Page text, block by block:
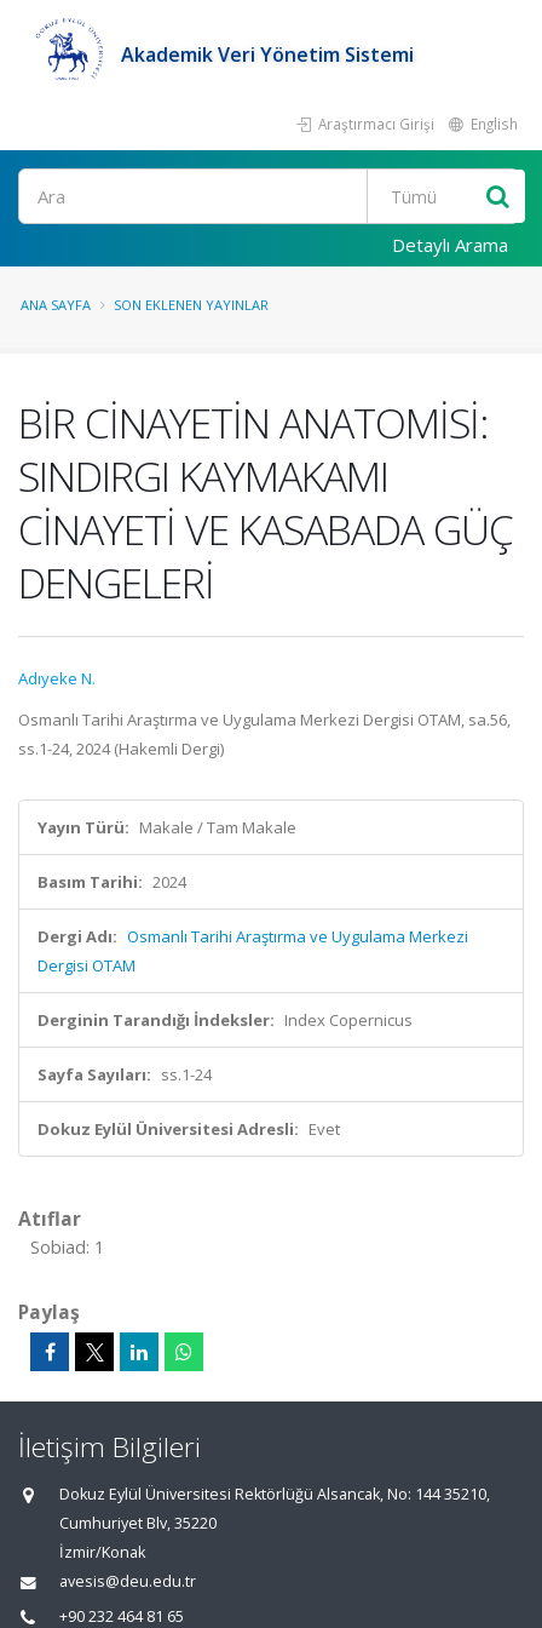
Akademik Veri Yönetim Sistemi
Araştırmacı Girişi English
Ara
Detaylı Arama
ANA SAYFA SON EKLENEN YAYINLAR
BİR CİNAYETİN ANATOMİSİ:
SINDIRGI KAYMAKAMI
CİNAYETİ VE KASABADA GÜÇ
DENGELERİ
Adıyeke N.
Osmanlı Tarihi Araştırma ve Uygulama Merkezi Dergisi OTAM, sa.56,
ss.1-24, 2024 (Hakemli Dergi)
Yayın Türü: Makale / Tam Makale
Basım Tarihi: 2024
Dergi Adı: Osmanlı Tarihi Araştırma ve Uygulama Merkezi
Dergisi OTAM
Derginin Tarandığı İndeksler: Index Copernicus
Sayfa Sayıları: ss.1-24
Dokuz Eylül Üniversitesi Adresli: Evet
Atıflar
Sobiad: 1
Paylaş
İletişim Bilgileri
Dokuz Eylül Üniversitesi Rektörlüğü Alsancak, No: 144 35210,
Cumhuriyet Blv, 35220
İzmir/Konak
avesis@deu.edu.tr
+90 232 464 81 65